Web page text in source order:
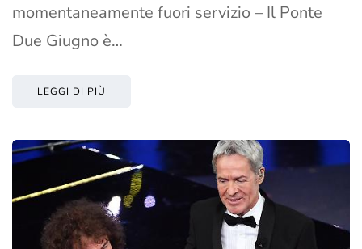
momentaneamente fuori servizio – Il Ponte
Due Giugno è…
LEGGI DI PIÙ